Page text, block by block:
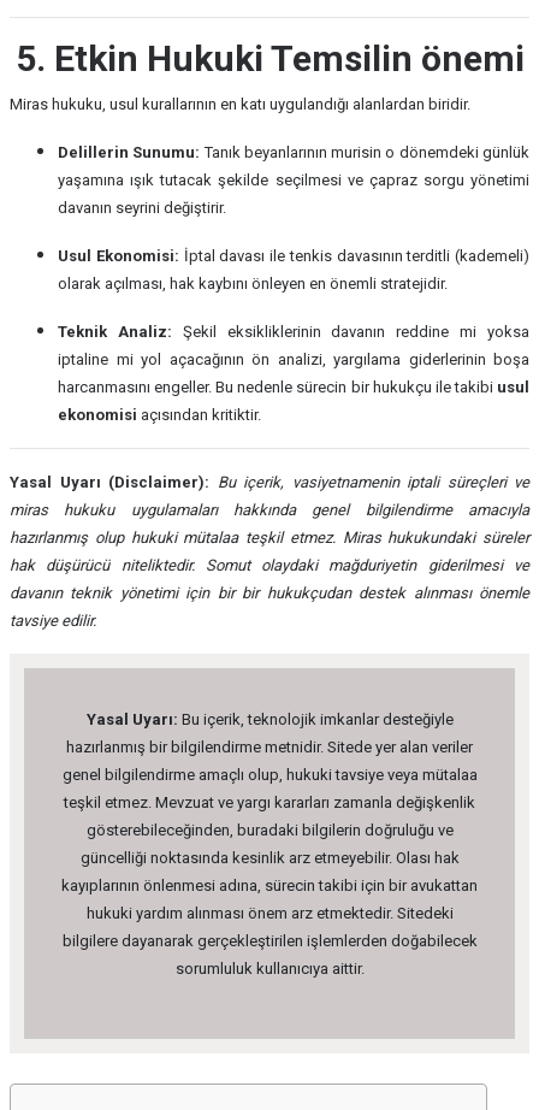
5. Etkin Hukuki Temsilin önemi
Miras hukuku, usul kurallarının en katı uygulandığı alanlardan biridir.
Delillerin Sunumu: Tanık beyanlarının murisin o dönemdeki günlük
yaşamına ışık tutacak şekilde seçilmesi ve çapraz sorgu yönetimi
davanın seyrini değiştirir.
Usul Ekonomisi: İptal davası ile tenkis davasının terditli (kademeli)
olarak açılması, hak kaybını önleyen en önemli stratejidir.
Teknik Analiz: Şekil eksikliklerinin davanın reddine mi yoksa
iptaline mi yol açacağının ön analizi, yargılama giderlerinin boşa
harcanmasını engeller. Bu nedenle sürecin bir hukukçu ile takibi usul
ekonomisi açısından kritiktir.
Yasal Uyarı (Disclaimer): Bu içerik, vasiyetnamenin iptali süreçleri ve
miras hukuku uygulamaları hakkında genel bilgilendirme amacıyla
hazırlanmış olup hukuki mütalaa teşkil etmez. Miras hukukundaki süreler
hak düşürücü niteliktedir. Somut olaydaki mağduriyetin giderilmesi ve
davanın teknik yönetimi için bir bir hukukçudan destek alınması önemle
tavsiye edilir.
Yasal Uyarı: Bu içerik, teknolojik imkanlar desteğiyle
hazırlanmış bir bilgilendirme metnidir. Sitede yer alan veriler
genel bilgilendirme amaçlı olup, hukuki tavsiye veya mütalaa
teşkil etmez. Mevzuat ve yargı kararları zamanla değişkenlik
gösterebileceğinden, buradaki bilgilerin doğruluğu ve
güncelliği noktasında kesinlik arz etmeyebilir. Olası hak
kayıplarının önlenmesi adına, sürecin takibi için bir avukattan
hukuki yardım alınması önem arz etmektedir. Sitedeki
bilgilere dayanarak gerçekleştirilen işlemlerden doğabilecek
sorumluluk kullanıcıya aittir.